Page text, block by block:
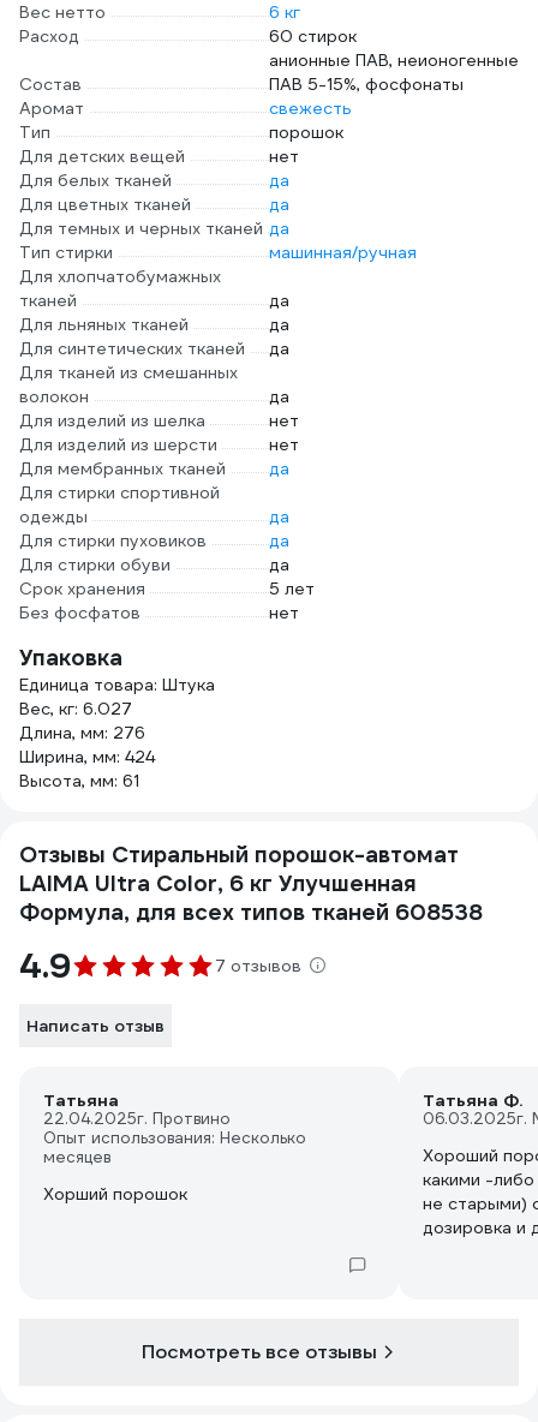
Вес нетто
6 кг
Расход
60 стирок
Состав
анионные ПАВ, неионогенные
ПАВ 5-15%, фосфонаты
Аромат
свежесть
Тип
порошок
Для детских вещей
нет
Для белых тканей
да
Для цветных тканей
да
Для темных и черных тканей да
Тип стирки
машинная/ручная
Для хлопчатобумажных
тканей
да
Для льняных тканей
да
Для синтетических тканей
да
Для тканей из смешанных
волокон
да
Для изделий из шелка
нет
Для изделий из шерсти
нет
Для мембранных тканей
да
Для стирки спортивной
одежды
да
Для стирки пуховиков
да
Для стирки обуви
да
Срок хранения
5 лет
Без фосфатов
нет
Упаковка
Единица товара: Штука
Вес, кг: 6.027
Длина, мм: 276
Ширина, мм: 424
Высота, мм: 61
Отзывы Стиральный порошок-автомат
LAIMA Ultra Color, 6 кг Улучшенная
Формула, для всех типов тканей 608538
4.9 7 отзывов
Написать отзыв
Татьяна
22.04.2025г. Протвино
Опыт использования: Несколько
месяцев
Хорший порошок
Татьяна Ф.
06.03.2025г.
Хороший
какими -
не старыми)
дозировка и
Посмотреть все отзывы